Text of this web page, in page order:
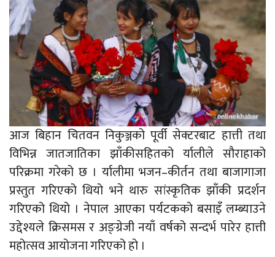
आज बिहान चितवन निकुञ्जको पूर्वी सेक्टरबाट हात्ती तथा
विभिन्न जातजातिका झाँकीसहितको र्यालीले सौराहाको
परिक्रमा गरेको छ । र्यालीमा भजन–कीर्तन तथा बाजागाजा
प्रस्तुत गरिएको थियो भने थारु सांस्कृतिक झाँकी प्रदर्शन
गरिएको थियो । नेपाल आएका पर्यटकको बसाइँ लम्ब्याउने
उद्देश्यले क्रिसमस र अङ्ग्रेजी नयाँ वर्षको सन्दर्भ पारेर हात्ती
महोत्सव आयोजना गरिएको हो ।